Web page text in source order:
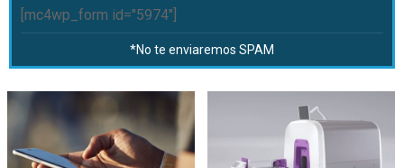
[mc4wp_form id="5974"]
*No te enviaremos SPAM